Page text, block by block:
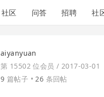
社区 问答 招聘 社
aiyanyuan
第 15502 位会员 / 2017-03-01
9 篇帖子 •26 条回帖